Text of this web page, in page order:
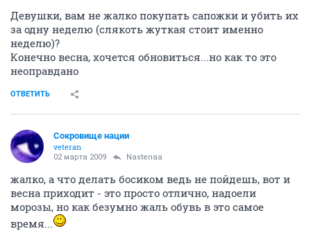
Девушки, вам не жалко покупать сапожки и убить их
за одну неделю (слякоть жуткая стоит именно
неделю)?
Конечно весна, хочется обновиться...но как то это
неоправдано
ОТВЕТИТЬ
Сокровище нации
veteran
02 марта 2009 Nastenaa
жалко, а что делать босиком ведь не пойдешь, вот и
весна приходит - это просто отлично, надоели
морозы, но как безумно жаль обувь в это самое
время...